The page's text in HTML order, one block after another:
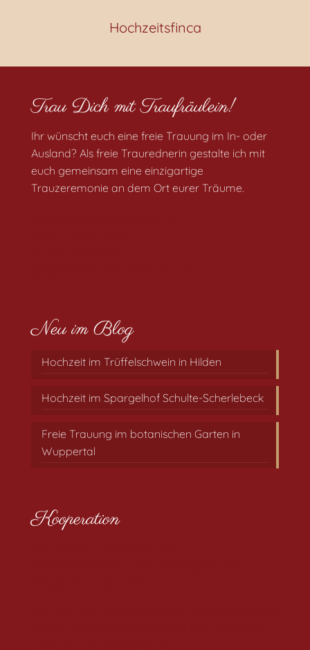
Hochzeitsfinca
Trau Dich mit Traufräulein!
Ihr wünscht euch eine freie Trauung im In- oder
Ausland? Als freie Traurednerin gestalte ich mit
euch gemeinsam eine einzigartige
Trauzeremonie an dem Ort eurer Träume.
Neu im Blog
Hochzeit im Trüffelschwein in Hilden
Hochzeit im Spargelhof Schulte-Scherlebeck
Freie Trauung im botanischen Garten in
Wuppertal
Kooperation